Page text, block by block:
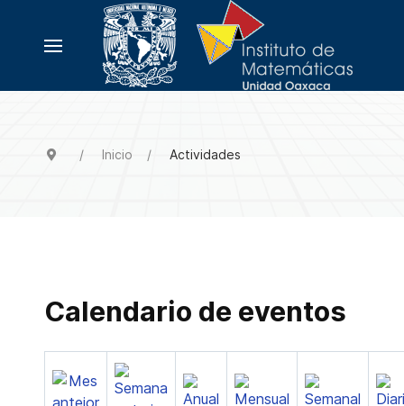
Inicio Actividades
Calendario de eventos